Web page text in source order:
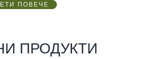
ПОВЕЧЕ
ПРОДУКТИ